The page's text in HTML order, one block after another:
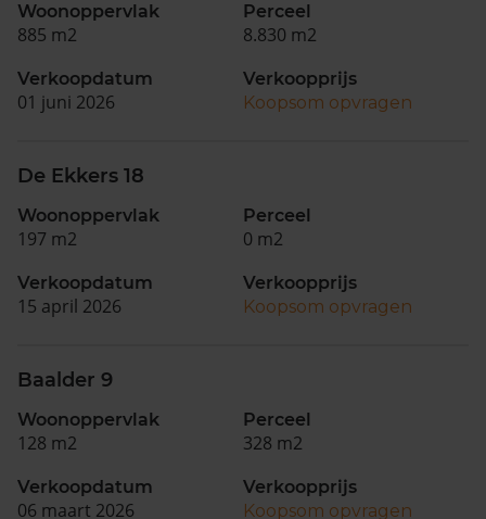
Woonoppervlak
885 m2
Perceel
8.830 m2
Verkoopdatum
01 juni 2026
Verkoopprijs
Koopsom opvragen
De Ekkers 18
Woonoppervlak
197 m2
Perceel
0 m2
Verkoopdatum
15 april 2026
Verkoopprijs
Koopsom opvragen
Baalder 9
Woonoppervlak
128 m2
Perceel
328 m2
Verkoopdatum
06 maart 2026
Verkoopprijs
Koopsom opvragen